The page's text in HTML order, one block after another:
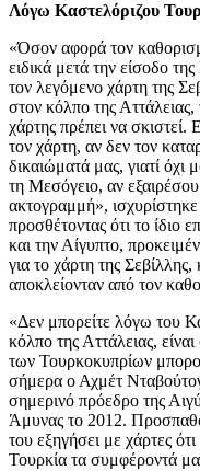
Λόγω Καστελόριζου
«Όσον αφορά τον
ειδικά μετά την είσοδο
τον λεγόμενο χάρτη της
στον κόλπο της
χάρτης πρέπει να
τον χάρτη, αν δεν τον
δικαιώματά μας, γιατί
τη Μεσόγειο, αν
ακτογραμμή»,
προσθέτοντας ότι το ίδιο
και την Αίγυπτο,
για το χάρτη της
αποκλείονταν από τον
«Δεν μπορείτε λόγω του
κόλπο της Αττάλειας,
των Τουρκοκυπρίων
σήμερα ο Αχμέτ
σημερινό πρόεδρο της
Άμυνας το 2012.
του εξηγήσει με χάρτες
Τουρκία τα συμφέροντά